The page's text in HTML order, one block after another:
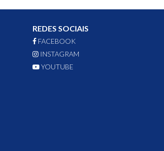
REDES SOCIAIS
FACEBOOK
INSTAGRAM
YOUTUBE